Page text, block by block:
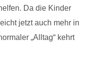
Da die Kinder
jetzt auch mehr in
„Alltag“ kehrt